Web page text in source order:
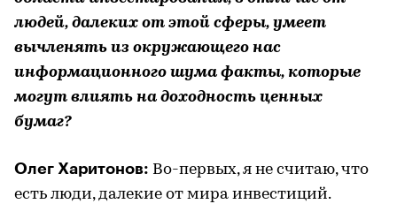
людей, далеких от этой сферы, умеет
вычленять из окружающего нас
информационного шума факты, которые
могут влиять на доходность ценных
бумаг?
Олег Харитонов: Во-первых, я не считаю, что
есть люди, далекие от мира инвестиций.